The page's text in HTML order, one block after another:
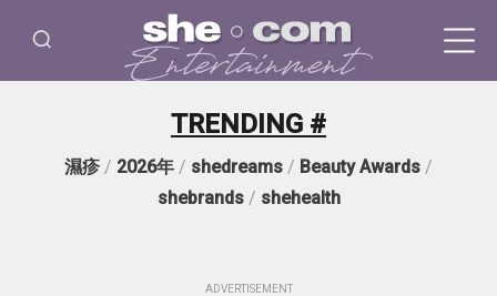
TRENDING #
濕疹 / 2026年 / shedreams / Beauty Awards /
shebrands/ shehealth
ADVERTISEMENT